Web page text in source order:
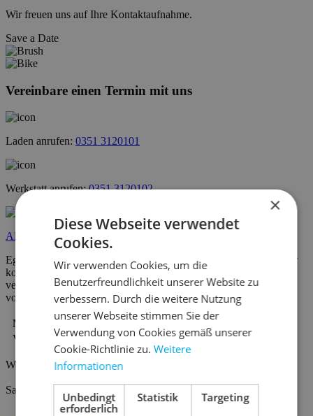
Wir freuen uns auf Ihre Kontaktaufnahme.
Save a Date
Vereinbare einen Termin mit uns
Laden anrufen: 0351 3120101
Werkstatt anrufen:0351 3120102
Allgemeine Anfrage
Egal, ob einfache Fahrrad Reparaturen, Fahrrad Inspektionen oder
komplette Fahrrad Umbauten. Einfach Werkstatt Termin online
vereinbaren und in unserem Fahrradgeschäft in Dresden Striesen
vorbeikommen.
Montag bis Freitag
Verkauf: 10 - 12 Uhr & 13 - 18 Uhr
Werkstatt: 08 - 18 Uhr
Samstag 10 - 13 Uhr
×
Diese Webseite verwendet
Cookies.
Wir verwenden Cookies, um die
Benutzerfreundlichkeit unserer Website zu
verbessern. Durch die weitere Nutzung
unserer Webseite stimmen Sie der
Verwendung von Cookies gemäß unserer
Cookie-Richtlinie zu.Weitere
Informationen
Unbedingt
erforderlich
Statistik Targeting